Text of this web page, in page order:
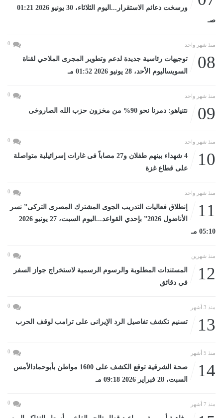
ورسخت دعائم الاستقرار...اليوم الثلاثاء، 30 يونيو 2026 01:21
صـ
منذ شهر واحد 0
08
توجيهات رئاسية جديدة لدعم وتطوير المجرى الملاحي لقناة
السويساليوم الأحد، 28 يونيو 2026 01:52 مـ
منذ شهر واحد 0
09 نتنياهو: دمرنا نحو 90% من مخزون حزب الله الصاروخى
منذ شهر واحد 0
10
4 شهداء بينهم طفلان و27 مصاباً فى غارات إسرائيلية متواصلة
على قطاع غزة
منذ شهر واحد 0
11
إنطلاق فعاليات التدريب الجوى المشترك المصرى التركى” نسر
الأناضول 2026” بإحدي القواعد...اليوم السبت، 27 يونيو 2026
05:10 مـ
منذ شهرين 0
12
المستندات المطلوبة والرسوم الرسمية لاستخراج جواز السفر
في دقائق
منذ 3 أشهر 0
13 تسنيم تكشف تفاصيل الرد الإيرانى على ترامب لوقف الحرب
منذ 5 أشهر 0
14
صحة الشرقية توقع الكشف على 1600 مواطن بأبوحمادالأمس
السبت، 28 فبراير 2026 09:18 مـ
منذ 7 أشهر 0